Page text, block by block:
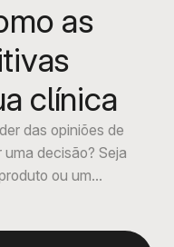
as
clínica
das opiniões de
decisão? Seja
ou um
quem já